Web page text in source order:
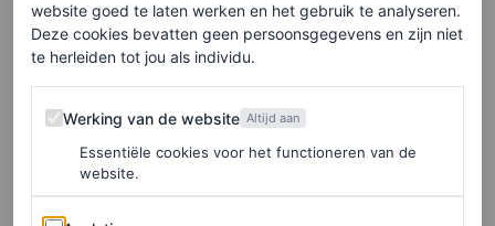
website goed te laten werken en het gebruik te analyseren.
Deze cookies bevatten geen persoonsgegevens en zijn niet
te herleiden tot jou als individu.
Werking van de website
Werking van de website Altijd aan
Essentiële cookies voor het functioneren van de
website.
Analytics